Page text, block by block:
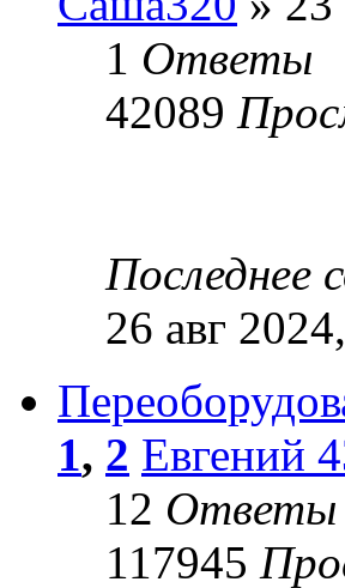
1 Ответы
42089
Последнее
26 авг
1, 2 Евгений
12 Ответы
117945